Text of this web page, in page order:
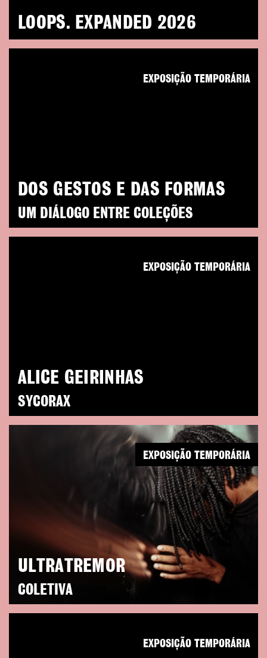
LOOPS. EXPANDED 2026
DOS GESTOS E DAS FORMAS
UM DIÁLOGO ENTRE COLEÇÕES
EXPOSIÇÃO TEMPORÁRIA
ALICE GEIRINHAS
SYCORAX
EXPOSIÇÃO TEMPORÁRIA
ULTRATREMOR
COLETIVA
EXPOSIÇÃO TEMPORÁRIA
EXPOSIÇÃO TEMPORÁRIA